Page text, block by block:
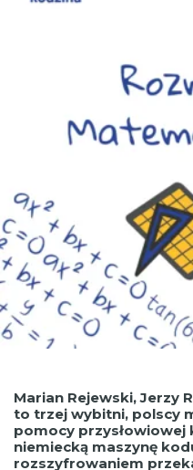
Marian Rejewski, Jerzy
to trzej wybitni, polscy
pomocy przysłowiowej
niemiecką maszynę
rozszyfrowaniem